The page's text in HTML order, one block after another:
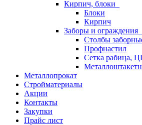
Кирпич, блоки
Блоки
Кирпич
Заборы и ограждения
Столбы
Профнастил
Сетка рабица,
Металлопрокат
Стройматериалы
Акции
Контакты
Закупки
Прайс лист